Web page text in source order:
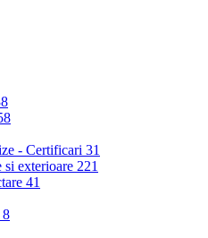
- Certificari 31
si exterioare 221
41
8